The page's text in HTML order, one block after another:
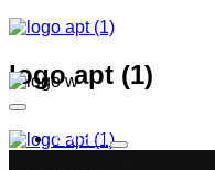
콘텐츠로
Toggle
Navigation회사소개
logo apt (1)